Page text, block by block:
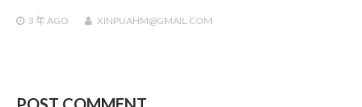
3 年AGO XINPUAHM@GMAIL.COM